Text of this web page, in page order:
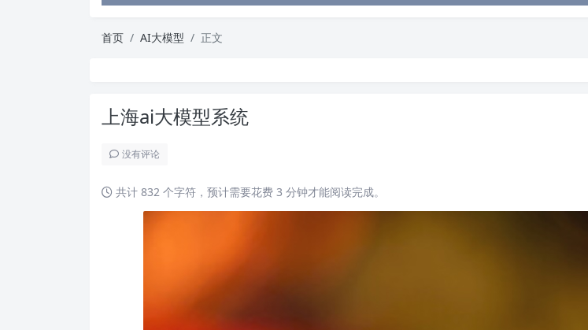
首页 AI大模型 正文
上海ai大模型系统
没有评论
共计 832 个字符，预计需要花费 3 分钟才能阅读完成。